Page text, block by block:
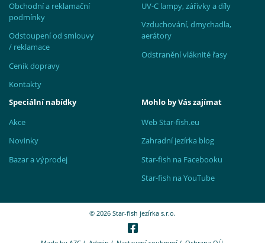
Obchodní a reklamační
podmínky
Odstoupení od smlouvy
/ reklamace
Ceník dopravy
Kontakty
UV-C lampy, zářivky a díly
Vzduchování, dmychadla,
aerátory
Odstranění vláknité řasy
Speciální nabídky
Akce
Novinky
Bazar a výprodej
Mohlo by Vás zajímat
Web Star-fish.eu
Zahradní jezírka blog
Star-fish na Facebooku
Star-fish na YouTube
© 2026 Star-fish jezírka s.r.o.